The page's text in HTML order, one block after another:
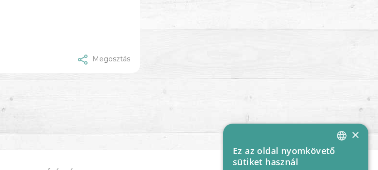
Megosztás
HUNGARIAN
×
Ez az oldal nyomkövető
sütiket használ